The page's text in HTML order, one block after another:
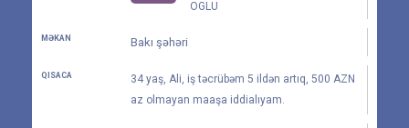
OGLU
MƏKAN Bakı şəhəri
QISACA
34 yaş, Ali, iş təcrübəm 5 ildən artıq, 500 AZN
az olmayan maaşa iddialıyam.